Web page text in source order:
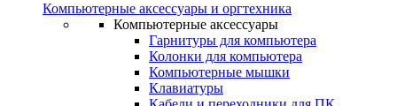
Компьютерные аксессуары и оргтехника
Компьютерные аксессуары
Гарнитуры для компьютера
Колонки для компьютера
Компьютерные мышки
Клавиатуры